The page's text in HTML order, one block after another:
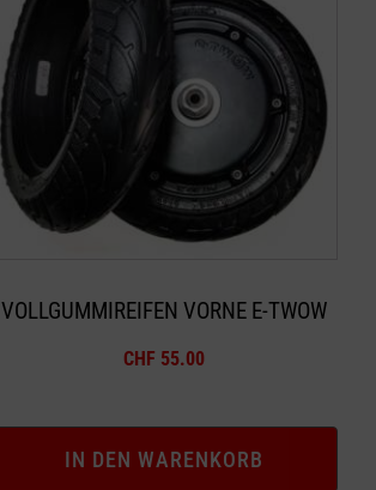
VOLLGUMMIREIFEN VORNE E-TWOW
CHF 55.00
IN DEN WARENKORB